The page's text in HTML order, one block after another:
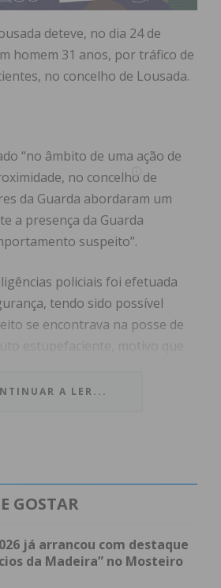
deteve, no dia 24 de
homem 31 anos, por tráfico de
no concelho de Lousada.
“no âmbito de uma ação de
no concelho de
da Guarda abordaram um
a presença da Guarda
suspeito”.
policiais foi efetuada
tendo sido possível
se encontrava na posse de
estupefaciente, motivo que
criminais por ilícitos da
constituído arguido e os
A LER...
GOSTAR
já arrancou com destaque
da Madeira” no Mosteiro